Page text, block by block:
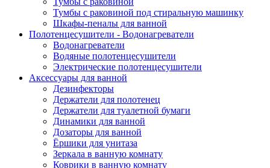
Тумбы с раковиной под стиральную машинку
Шкафы-пеналы для ванной
Полотенцесушители - Водонагреватели
Водонагреватели
Водяные полотенцесушители
Электрические полотенцесушители
Аксессуары для ванной
Дезинфекторы
Держатели для полотенец
Держатели для туалетной бумаги
Динамики для ванной
Дозаторы для ванной
Ёршики для унитаза
Зеркала в ванную комнату
Коврики в ванную комнату